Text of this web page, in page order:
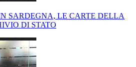
SARDEGNA, LE CARTE DELLA
DI STATO